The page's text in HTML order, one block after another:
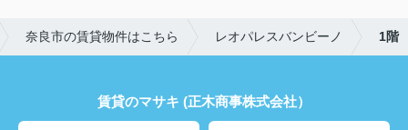
奈良市の賃貸物件はこちら レオパレスバンビーノ 1階
賃貸のマサキ (正木商事株式会社）